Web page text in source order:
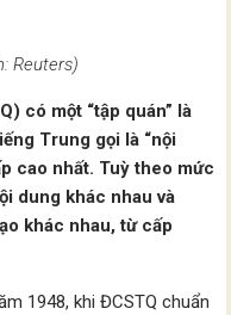
Reuters)
có một “tập quán” là
Trung gọi là “nội
cao nhất. Tuỳ theo mức
dung khác nhau và
khác nhau, từ cấp
1948, khi ĐCSTQ chuẩn